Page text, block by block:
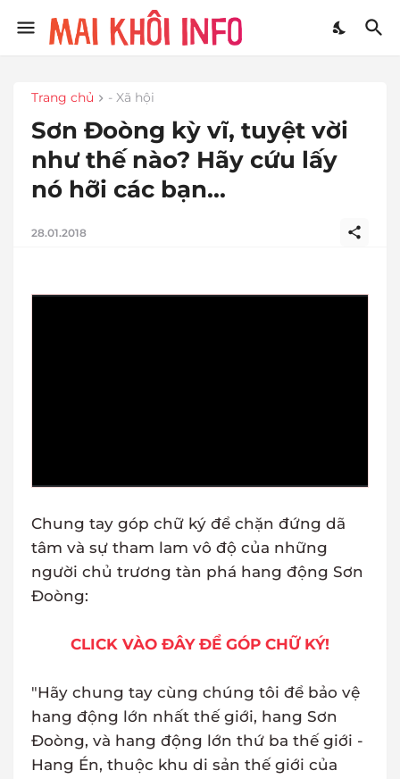
Trang chủ - Xã hội
Sơn Đoòng kỳ vĩ, tuyệt vời
như thế nào? Hãy cứu lấy
nó hỡi các bạn...
28.01.2018
Chung tay góp chữ ký để chặn đứng dã
tâm và sự tham lam vô độ của những
người chủ trương tàn phá hang động Sơn
Đoòng:
CLICK VÀO ĐÂY ĐỂ GÓP CHỮ KÝ!
"Hãy chung tay cùng chúng tôi để bảo vệ
hang động lớn nhất thế giới, hang Sơn
Đoòng, và hang động lớn thứ ba thế giới -
Hang Én, thuộc khu di sản thế giới của